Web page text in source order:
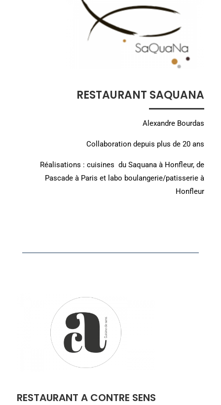
RESTAURANT SAQUANA
Alexandre Bourdas
Collaboration depuis plus de 20 ans
Réalisations : cuisines du Saquana à Honfleur, de
Pascade à Paris et labo boulangerie/patisserie à
Honfleur
RESTAURANT A CONTRE SENS